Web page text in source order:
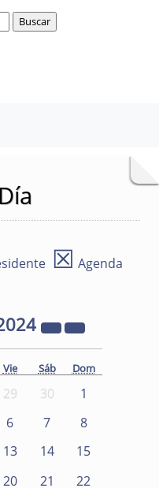
☒ Agenda
Vie Sáb Dom
29 30
1
6 7
8
13 14
15
20 21
22